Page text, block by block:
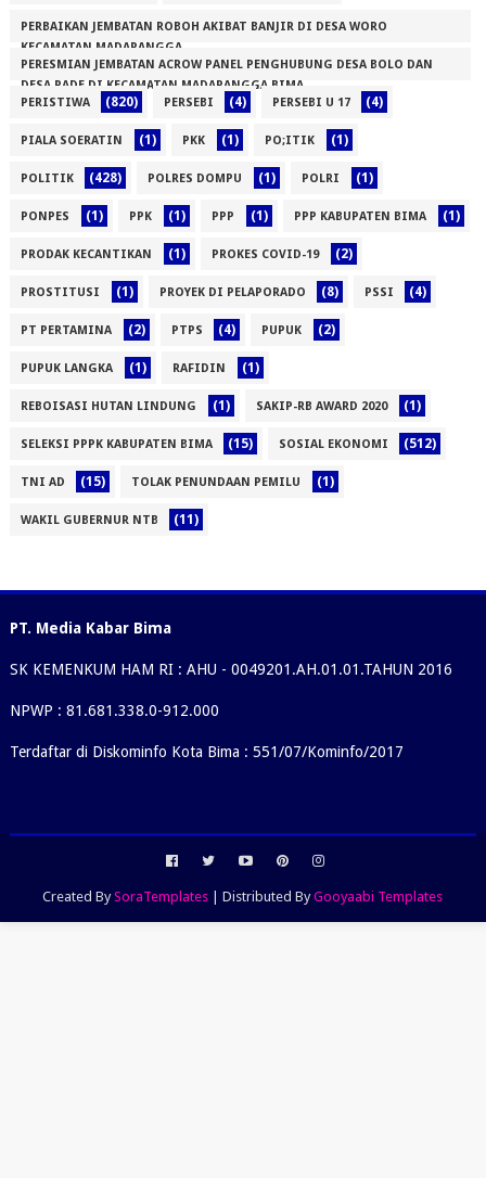
PERBAIKAN JEMBATAN ROBOH AKIBAT BANJIR DI DESA WORO
KECAMATAN MADAPANGGA
(1)PERESMIAN JEMBATAN ACROW PANEL PENGHUBUNG DESA BOLO DAN
DESA RADE DI KECAMATAN MADAPANGGA BIMA
(1)PERISTIWA (820) PERSEBI (4) PERSEBI U 17 (4)
PIALA SOERATIN (1) PKK (1) PO;ITIK (1)
POLITIK (428) POLRES DOMPU (1) POLRI (1)
PONPES (1) PPK (1) PPP (1) PPP KABUPATEN BIMA (1)
PRODAK KECANTIKAN (1) PROKES COVID-19 (2)
PROSTITUSI (1) PROYEK DI PELAPORADO (8) PSSI (4)
PT PERTAMINA (2) PTPS (4) PUPUK (2)
PUPUK LANGKA (1) RAFIDIN (1)
REBOISASI HUTAN LINDUNG (1) SAKIP-RB AWARD 2020 (1)
SELEKSI PPPK KABUPATEN BIMA (15) SOSIAL EKONOMI (512)
TNI AD (15) TOLAK PENUNDAAN PEMILU (1)
WAKIL GUBERNUR NTB (11)
PT. Media Kabar Bima
SK KEMENKUM HAM RI : AHU - 0049201.AH.01.01.TAHUN 2016
NPWP : 81.681.338.0-912.000
Terdaftar di Diskominfo Kota Bima : 551/07/Kominfo/2017
Created BySoraTemplates | Distributed ByGooyaabi Templates